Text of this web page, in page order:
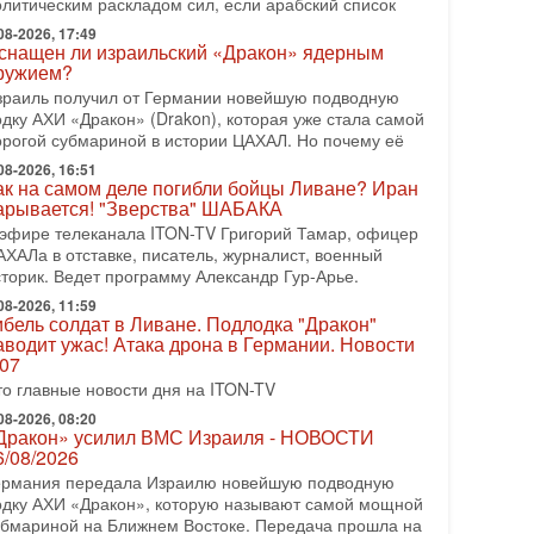
2026, 08:42
отменил удар по Ирану - НОВОСТИ
08/2026
США Дональд Трамп сегодня заявил об
подготовленного удара по Ирану после
Тегерана и других стран региона. По его
2026, 17:50
голос» Израиля: кто заберет его на этот
русскоязычных репатриантов не раз кардинально
политический ландшафт Израиля. Достаточно
взлет партии «Исраэль ба-алия», когда
2026, 17:00
закрытых дверей: о чём на самом деле
Трамп и Нетаньяху?
визит премьер-министра Израиля Биньямина
в США и его встреча с Дональдом Трампом
больше вопросов, чем ответов. Полная
07-2026, 15:18
готовит покушение на Нетаниягу! Трамп не
эскалации, но КСИР готовит взрыв!
телеканала ITON-TV СЕРГЕЙ МИГДАЛЬ,
2026, 17:49
ли израильский «Дракон» ядерным
получил от Германии новейшую подводную
АХИ «Дракон» (Drakon), которая уже стала самой
субмариной в истории ЦАХАЛ. Но почему её
2026, 16:51
на самом деле погибли бойцы Ливане? Иран
"Зверства" ШАБАКА
телеканала ITON-TV Григорий Тамар, офицер
в отставке, писатель, журналист, военный
Ведет программу Александр Гур-Арье.
2026, 11:59
солдат в Ливане. Подлодка "Дракон"
ужас! Атака дрона в Германии. Новости
главные новости дня на ITON-TV
2026, 08:20
усилил ВМС Израиля - НОВОСТИ
08/2026
передала Израилю новейшую подводную
АХИ «Дракон», которую называют самой мощной
на Ближнем Востоке. Передача прошла на